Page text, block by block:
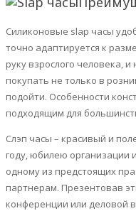
Силиконовые slap часы
точно адаптируется к
руку взрослого человека,
покупать не только в
подойти. Особенности
подходящим для
Слэп часы – красивый и
году, юбилею организации
одному из предстоящих
партнерам. Презентовав
конференции или деловой